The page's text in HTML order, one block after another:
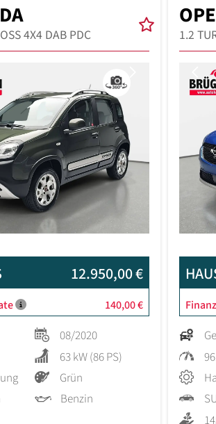
4X4 DAB PDC
12.950,00 €
140,00 €
08/2020
63 kW (86 PS)
Grün
Benzin
1.2